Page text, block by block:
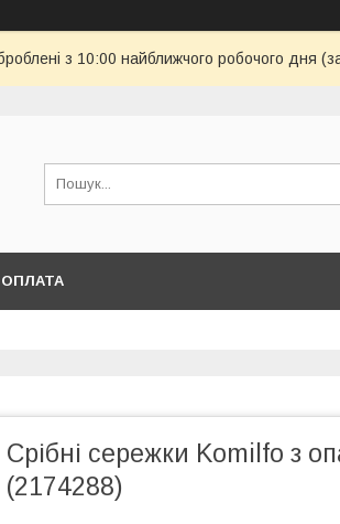
з 10:00 найближчого робочого дня
Срібні сережки Komilfo з
(2174288)